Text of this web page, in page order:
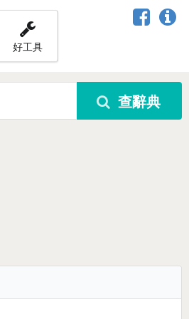
好工具
查辭典